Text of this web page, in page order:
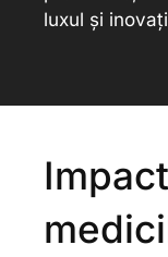
luxul și